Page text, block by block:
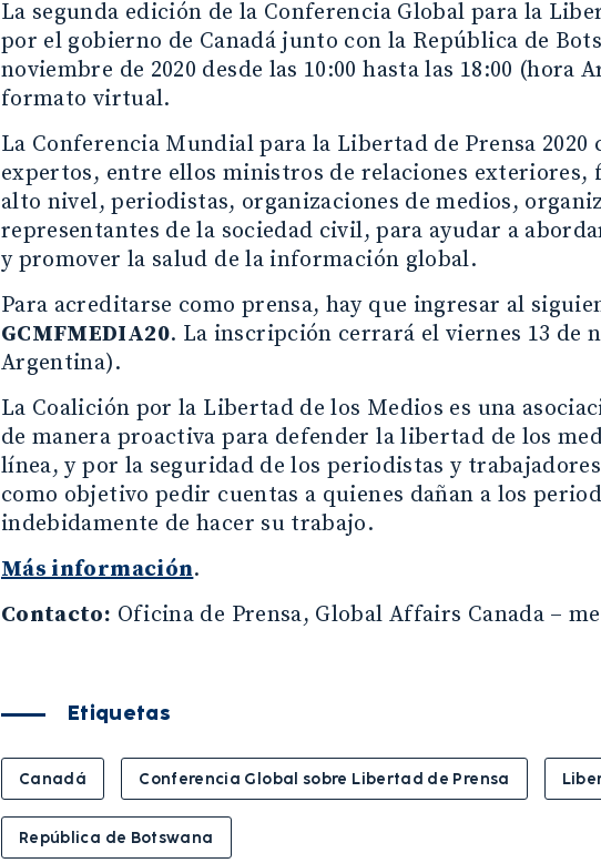
La segunda edición de la Conferencia Global para la
por el gobierno de Canadá junto con la República de
noviembre de 2020 desde las 10:00 hasta las 18:00 (hora
formato virtual.
La Conferencia Mundial para la Libertad de Prensa 2020
expertos, entre ellos ministros de relaciones exteriores,
alto nivel, periodistas, organizaciones de medios,
representantes de la sociedad civil, para ayudar a
y promover la salud de la información global.
Para acreditarse como prensa, hay que ingresar al
GCMFMEDIA20. La inscripción cerrará el viernes 13 de
Argentina).
La Coalición por la Libertad de los Medios es una
de manera proactiva para defender la libertad de los
línea, y por la seguridad de los periodistas y
como objetivo pedir cuentas a quienes dañan a los
indebidamente de hacer su trabajo.
Más información.
Contacto: Oficina de Prensa, Global Affairs Canada –
Etiquetas
Canadá Conferencia Global sobre Libertad de Prensa
República de Botswana